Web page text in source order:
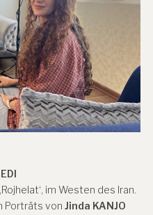
im Westen des Iran.
Porträts von Jinda KANJO